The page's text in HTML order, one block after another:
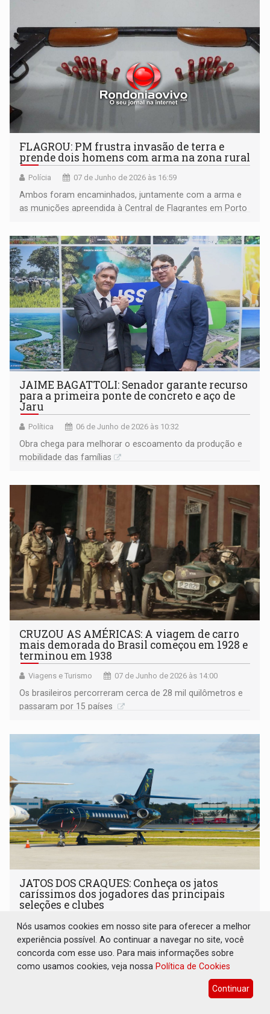
FLAGROU: PM frustra invasão de terra e
prende dois homens com arma na zona rural
Polícia 07 de Junho de 2026 às 16:59
Ambos foram encaminhados, juntamente com a arma e
as munições apreendida à Central de Flagrantes em Porto
JAIME BAGATTOLI: Senador garante recurso
para a primeira ponte de concreto e aço de
Jaru
Política 06 de Junho de 2026 às 10:32
Obra chega para melhorar o escoamento da produção e
mobilidade das famílias
CRUZOU AS AMÉRICAS: A viagem de carro
mais demorada do Brasil começou em 1928 e
terminou em 1938
Viagens e Turismo 07 de Junho de 2026 às 14:00
Os brasileiros percorreram cerca de 28 mil quilômetros e
passaram por 15 países
JATOS DOS CRAQUES: Conheça os jatos
caríssimos dos jogadores das principais
seleções e clubes
Copa do Mundo 2026 06 de Junho de 2026 às 07:15
Os aviões executivos são projetados para unir velocidade,
conforto e alcance global
Nós usamos cookies em nosso site para oferecer a melhor
experiência possível. Ao continuar a navegar no site, você
concorda com esse uso. Para mais informações sobre
como usamos cookies, veja nossa Política de Cookies
Continuar